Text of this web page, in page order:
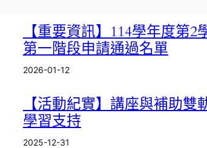
g
l
【重要資訊】114學年度第2
第一階段申請通過名單
2026-01-12
【活動紀實】講座與補助
學習支持
2025-12-31